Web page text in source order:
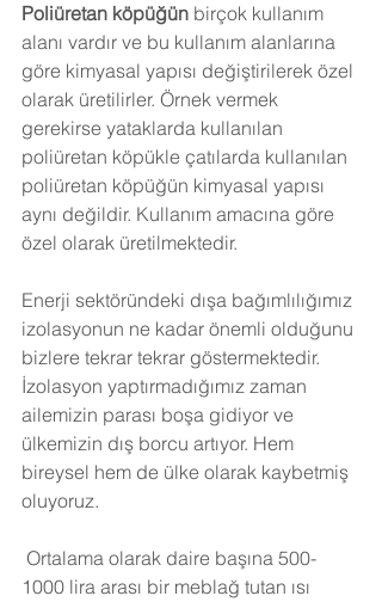
Poliüretan köpüğün birçok kullanım
alanı vardır ve bu kullanım alanlarına
göre kimyasal yapısı değiştirilerek özel
olarak üretilirler. Örnek vermek
gerekirse yataklarda kullanılan
poliüretan köpükle çatılarda kullanılan
poliüretan köpüğün kimyasal yapısı
aynı değildir. Kullanım amacına göre
özel olarak üretilmektedir.
Enerji sektöründeki dışa bağımlılığımız
izolasyonun ne kadar önemli olduğunu
bizlere tekrar tekrar göstermektedir.
İzolasyon yaptırmadığımız zaman
ailemizin parası boşa gidiyor ve
ülkemizin dış borcu artıyor. Hem
bireysel hem de ülke olarak kaybetmiş
oluyoruz.
Ortalama olarak daire başına 500-
1000 lira arası bir meblağ tutan ısı